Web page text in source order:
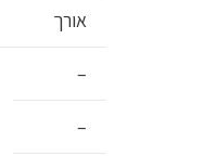
אורך
–
–